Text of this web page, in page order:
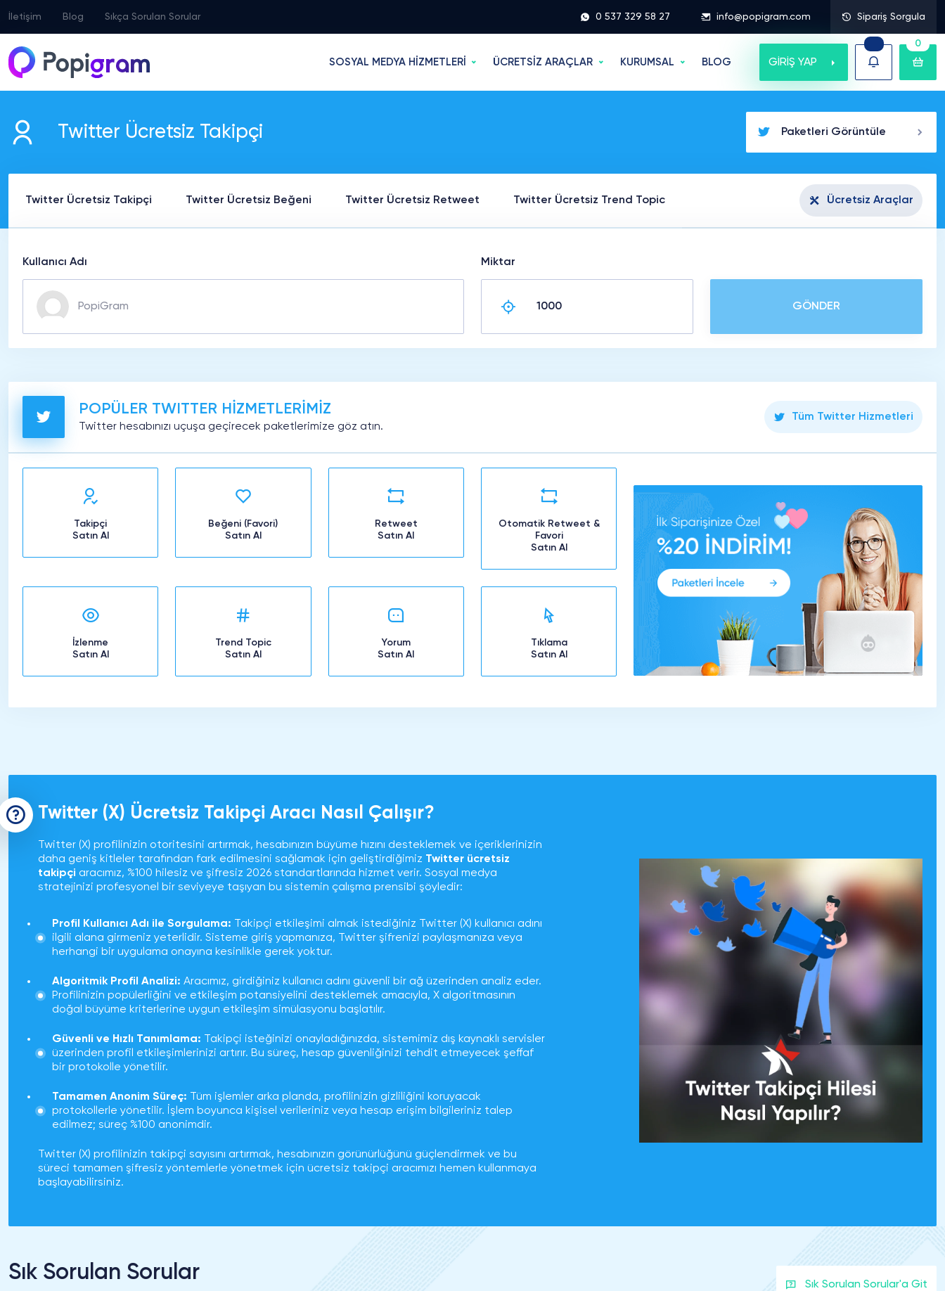
İletişim Blog Sıkça Sorulan Sorular 0 537 329 58 27 info@popigram.com Sipariş Sorgula
SOSYAL MEDYA HİZMETLERİ ÜCRETSİZ ARAÇLAR KURUMSAL BLOG GİRİŞ YAP
0
Twitter Ücretsiz Takipçi Paketleri Görüntüle
Twitter Ücretsiz Takipçi Twitter Ücretsiz Beğeni Twitter Ücretsiz Retweet Twitter Ücretsiz Trend Topic Ücretsiz Araçlar
Kullanıcı Adı Miktar
GÖNDER
POPÜLER TWITTER HİZMETLERİMİZ
Twitter hesabınızı uçuşa geçirecek paketlerimize göz atın.
Tüm Twitter Hizmetleri
Takipçi
Satın Al
Beğeni (Favori)
Satın Al
Retweet
Satın Al
Otomatik Retweet &
Favori
Satın Al
İzlenme
Satın Al
Trend Topic
Satın Al
Yorum
Satın Al
Tıklama
Satın Al
Twitter (X) Ücretsiz Takipçi Aracı Nasıl Çalışır?
Twitter (X) profilinizin otoritesini artırmak, hesabınızın büyüme hızını desteklemek ve içeriklerinizin
daha geniş kitleler tarafından fark edilmesini sağlamak için geliştirdiğimiz Twitter ücretsiz
takipçi aracımız, %100 hilesiz ve şifresiz 2026 standartlarında hizmet verir. Sosyal medya
stratejinizi profesyonel bir seviyeye taşıyan bu sistemin çalışma prensibi şöyledir:
Profil Kullanıcı Adı ile Sorgulama: Takipçi etkileşimi almak istediğiniz Twitter (X) kullanıcı adını
ilgili alana girmeniz yeterlidir. Sisteme giriş yapmanıza, Twitter şifrenizi paylaşmanıza veya
herhangi bir uygulama onayına kesinlikle gerek yoktur.
Algoritmik Profil Analizi: Aracımız, girdiğiniz kullanıcı adını güvenli bir ağ üzerinden analiz eder.
Profilinizin popülerliğini ve etkileşim potansiyelini desteklemek amacıyla, X algoritmasının
doğal büyüme kriterlerine uygun etkileşim simülasyonu başlatılır.
Güvenli ve Hızlı Tanımlama: Takipçi isteğinizi onayladığınızda, sistemimiz dış kaynaklı servisler
üzerinden profil etkileşimlerinizi artırır. Bu süreç, hesap güvenliğinizi tehdit etmeyecek şeffaf
bir protokolle yönetilir.
Tamamen Anonim Süreç: Tüm işlemler arka planda, profilinizin gizliliğini koruyacak
protokollerle yönetilir. İşlem boyunca kişisel verileriniz veya hesap erişim bilgileriniz talep
edilmez; süreç %100 anonimdir.
Twitter (X) profilinizin takipçi sayısını artırmak, hesabınızın görünürlüğünü güçlendirmek ve bu
süreci tamamen şifresiz yöntemlerle yönetmek için ücretsiz takipçi aracımızı hemen kullanmaya
başlayabilirsiniz.
Sık Sorulan Sorular
Sık Sorulan Sorular'a Git